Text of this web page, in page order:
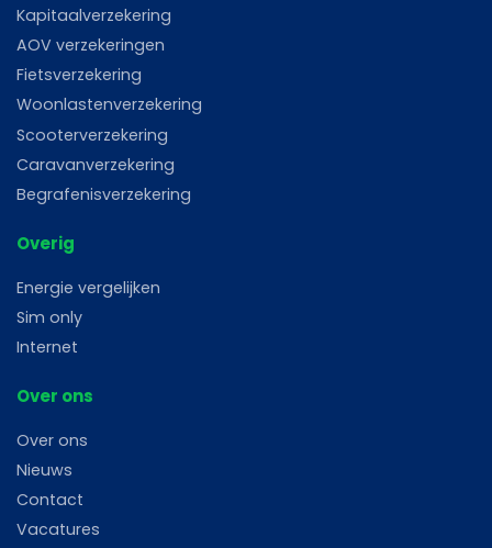
Kapitaalverzekering
AOV verzekeringen
Fietsverzekering
Woonlastenverzekering
Scooterverzekering
Caravanverzekering
Begrafenisverzekering
Overig
Energie vergelijken
Sim only
Internet
Over ons
Over ons
Nieuws
Contact
Vacatures